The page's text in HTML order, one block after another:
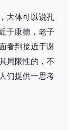
大体可以说孔
于康德，老子
看到接近于谢
局限性的，不
们提供一思考